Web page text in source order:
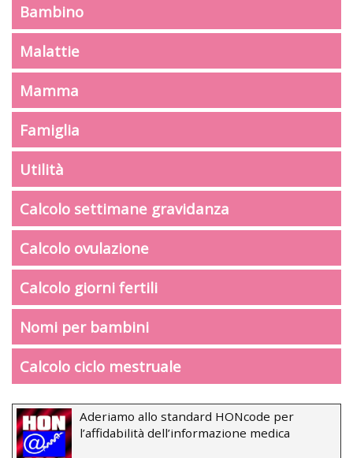
Bambino
Malattie
Mamma
Famiglia
Utilità
Calcolo settimane gravidanza
Calcolo ovulazione
Calcolo giorni fertili
Nomi per bambini
Calcolo ciclo mestruale
Aderiamo allo standard HONcode per
l’affidabilità dell’informazione medica